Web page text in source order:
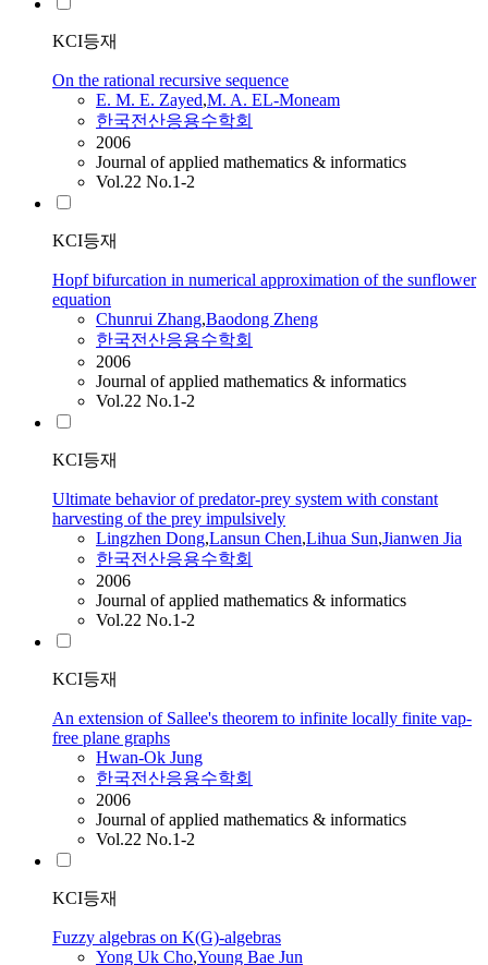
KCI등재
On the rational recursive sequence
E. M. E. Zayed,M. A. EL-Moneam
한국전산응용수학회
2006
Journal of applied mathematics & informatics
Vol.22 No.1-2
KCI등재
Hopf bifurcation in numerical approximation of the sunflower
equation
Chunrui Zhang,Baodong Zheng
한국전산응용수학회
2006
Journal of applied mathematics & informatics
Vol.22 No.1-2
KCI등재
Ultimate behavior of predator-prey system with constant
harvesting of the prey impulsively
Lingzhen Dong,Lansun Chen,Lihua Sun,Jianwen Jia
한국전산응용수학회
2006
Journal of applied mathematics & informatics
Vol.22 No.1-2
KCI등재
An extension of Sallee's theorem to infinite locally finite vap-
free plane graphs
Hwan-Ok Jung
한국전산응용수학회
2006
Journal of applied mathematics & informatics
Vol.22 No.1-2
KCI등재
Fuzzy algebras on K(G)-algebras
Yong Uk Cho,Young Bae Jun